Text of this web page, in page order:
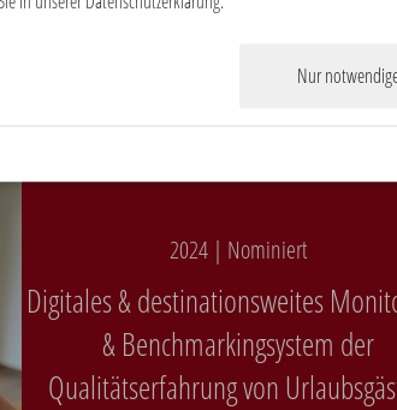
2024 | Nominiert
Digitales & destinationsweites
& Benchmarkingsystem der
Qualitätserfahrung von
Nur